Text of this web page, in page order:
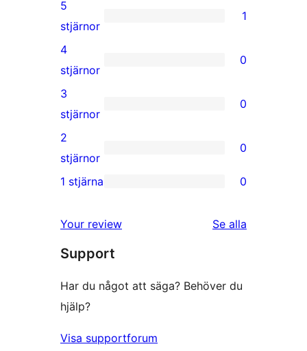
1
5-
stjärnig
recension
5
stjärnor
1
0
4-
stjärniga
recensioner
4
stjärnor
0
0
3-
stjärniga
recensioner
3
stjärnor
0
0
2-
recensioner
2
stjärnor
0
stjärniga
recensioner
1 stjärna 0
Your review Se alla
Support
Har du något att säga? Behöver du
hjälp?
Visa supportforum